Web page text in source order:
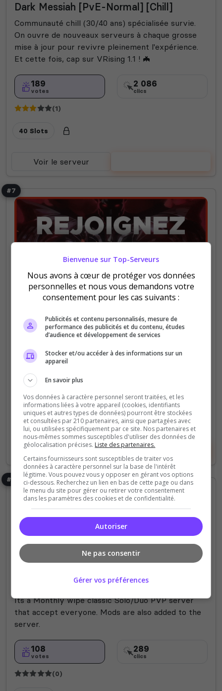
Dark Messiah [PvE-Normal] [Chill]
Communauté chill (30/40 ans) spécialisée survie.
On ouvre de nouveaux serveurs à chaque grosse
mise à jour pour revivre pleinement l'expérience.
Et cette fois, cap sur VRising 1.1 ! 🦇
189
votes
2 086
clics
(1)
40 Slots
Voir le serveur
#7
Semi-RP
[EU/FR][MOD] KALISTA#1 PVP-
BRUTAL 15/06 x1.5 Loot-Weekend Raids
expérience PVP intense : - FreshWipe 15/06 - Loot
x1.5 - Raids weekend - Notification email (tapez
.mail (votremail) dans le chat) - Mods exclusifs
135
votes
(0)
100 Slots
Voir le serveur Voter
#8
PVP
Fresh Wipe 23/11 |
Its a Monthly wipe classic Solo/Duo PVP server
that accept everyone. Mods are also added to the
server.
108
votes
289
clics
(0)
Bienvenue sur Top-Serveurs
Nous avons à cœur de protéger vos données
personnelles et nous vous demandons votre
consentement pour les cas suivants :
Publicités et contenu personnalisés, mesure de
performance des publicités et du contenu, études
d’audience et développement de services
Stocker et/ou accéder à des informations sur un
appareil
En savoir plus
Vos données à caractère personnel seront traitées, et les
informations liées à votre appareil (cookies, identifiants
uniques et autres types de données) pourront être stockées
et consultées par 210 partenaires, ainsi que partagées avec
lui, ou utilisées spécifiquement par ce site. Nos partenaires et
nous-mêmes sommes susceptibles d'utiliser des données de
géolocalisation précises. Liste des partenaires.
Certains fournisseurs sont susceptibles de traiter vos
données à caractère personnel sur la base de l'intérêt
légitime. Vous pouvez vous y opposer en gérant vos options
ci-dessous. Recherchez un lien en bas de cette page ou dans
le menu du site pour gérer ou retirer votre consentement
dans les paramètres des cookies et de confidentialité.
Autoriser
Ne pas consentir
Gérer vos préférences